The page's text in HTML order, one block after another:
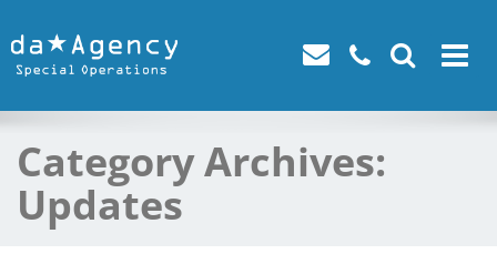
Toggle
Category Archives:
Updates